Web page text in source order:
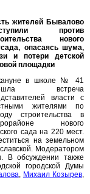
жителей Бывалово
против
нового
опасаясь шума,
и потери детской
площадки
в школе № 41
встреча
власти с
жителями по
строительства в
нового
сада на 220 мест.
на земельном
Модератором
В обсуждении также
городской Думы
, Михаил Козырев,